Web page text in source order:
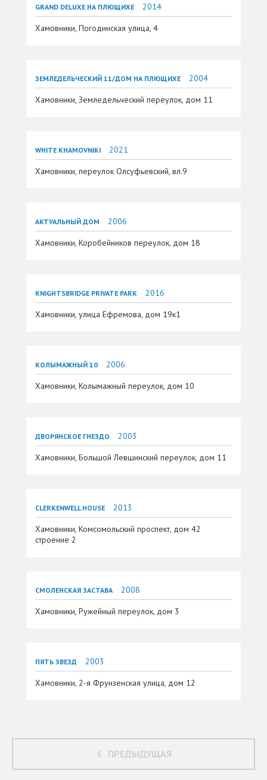
GRAND DELUXE НА ПЛЮЩИХЕ
2014
Хамовники, Погодинская улица, 4
ЗЕМЛЕДЕЛЬЧЕСКИЙ 11/ДОМ НА ПЛЮЩИХЕ
2004
Хамовники, Земледельческий переулок, дом 11
WHITE KHAMOVNIKI
2021
Хамовники, переулок Олсуфьевский, вл.9
АКТУАЛЬНЫЙ ДОМ
2006
Хамовники, Коробейников переулок, дом 18
KNIGHTSBRIDGE PRIVATE PARK
2016
Хамовники, улица Ефремова, дом 19к1
КОЛЫМАЖНЫЙ 10
2006
Хамовники, Колымажный переулок, дом 10
ДВОРЯНСКОЕ ГНЕЗДО
2003
Хамовники, Большой Левшинский переулок, дом 11
CLERKENWELL HOUSE
2013
Хамовники, Комсомольский проспект, дом 42
строение 2
СМОЛЕНСКАЯ ЗАСТАВА
2008
Хамовники, Ружейный переулок, дом 3
ПЯТЬ ЗВЕЗД
2003
Хамовники, 2-я Фрунзенская улица, дом 12
ПРЕДЫДУЩАЯ